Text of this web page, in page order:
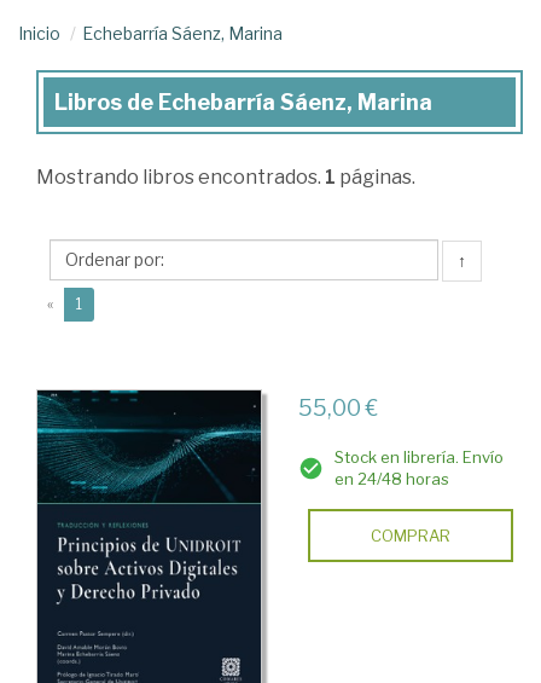
Inicio Echebarría Sáenz, Marina
Libros
Echebarría
Marina
Libros de Echebarría Sáenz, Marina
Mostrando libros encontrados. 1 páginas.
↑
« 1
55,00 €
Stock en librería. Envío
en 24/48 horas
COMPRAR